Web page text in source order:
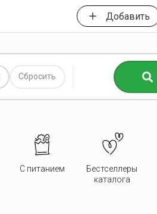
Добавить
Сбросить
С питанием
Бестселлеры
каталога